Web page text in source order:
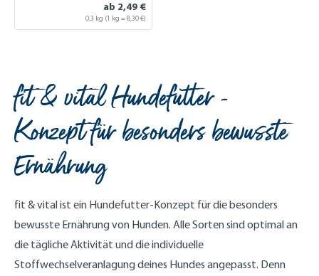
ab 2,49 €
0,3 kg (1 kg = 8,30 €)
fit & vital Hundefutter -
Konzept für besonders bewusste
Ernährung
fit & vital ist ein Hundefutter-Konzept für die besonders
bewusste Ernährung von Hunden. Alle Sorten sind optimal an
die tägliche Aktivität und die individuelle
Stoffwechselveranlagung deines Hundes angepasst. Denn